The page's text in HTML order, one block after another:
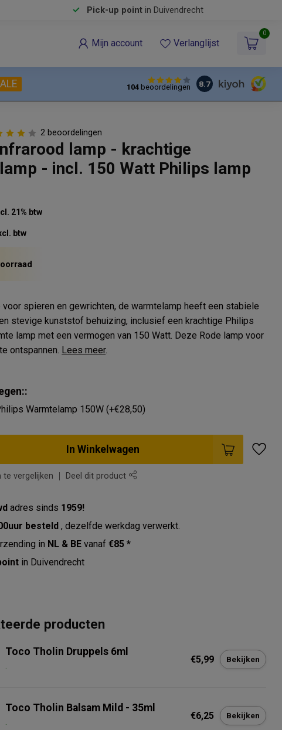
Pick-up pointin Duivendrecht
Mijn account Verlanglijst
0
104beoordelingen 8.7
2 beoordelingen
lamp - krachtige
- incl. 150 Watt Philips lamp
21% btw
btw
voor spieren en gewrichten, de warmtelamp heeft een stabiele
stevige kunststof behuizing, inclusief een krachtige Philips
lamp met een vermogen van 150 Watt. Deze Rode lamp voor
ontspannen. Lees meer.
Warmtelamp 150W (+€28,50)
In Winkelwagen
vergelijken Deel dit product
adres sinds 1959!
besteld, dezelfde werkdag verwerkt.
in NL & BE vanaf€85 *
in Duivendrecht
producten
Toco Tholin Druppels 6ml
.
€5,99 Bekijken
Toco Tholin Balsam Mild - 35ml
.
€6,25 Bekijken